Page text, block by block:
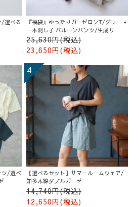
/選べる
『福袋』ゆったりガーゼロンT/グレー +
一本刺し子 バルーンパンツ/生成り
25,630円(税込)
23,650円(税込)
ツ/選べ
【選べるセット】サマールームウェア/
知多木綿ダブルガーゼ
14,740円(税込)
12,650円(税込)